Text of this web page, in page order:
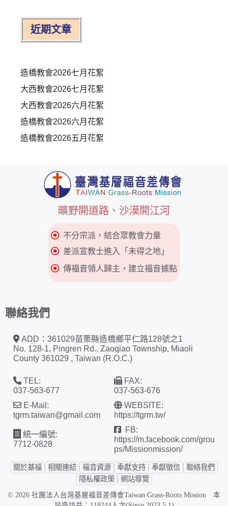
近期文章
造橋教會2026七月花絮
大西教會2026七月花絮
大西教會2026六月花絮
造橋教會2026六月花絮
造橋教會2026五月花絮
曠野開道路、沙漠開江河
不分宗派，結合眾教會力量
差派宣教士進入「未得之地」
傳福音領人歸主，建立福音據點
聯絡我們
ADD：361029苗栗縣造橋鄉平仁路128號之1
No. 128-1, Pingren Rd., Zaoqiao Township, Miaoli
County 361029 , Taiwan (R.O.C.)
TEL:
037-563-677
FAX:
037-563-676
E-Mail:
tgrm.taiwan@gmail.com
WEBSITE:
https://tgrm.tw/
統一編號:
7712-0828
FB:
https://m.facebook.com/grou
ps/Missionmission/
關於基福 相關連結 福音資源 奉獻支持 奉獻徵信
聯絡我們
隱私權政策
網站導覽
© 2026 社團法人台灣基層福音差傳會Taiwan Grass-Roots Mission 本